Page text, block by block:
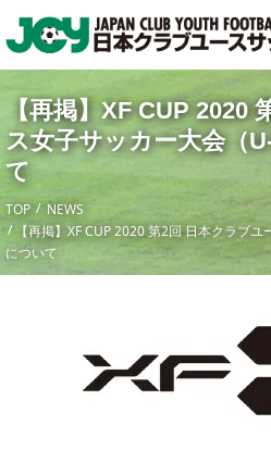
【再掲】XF CUP 2020
ス女子サッカー大会（
て
TOP
NEWS
【再掲】XF CUP 2020 第2回 日本クラブ
について